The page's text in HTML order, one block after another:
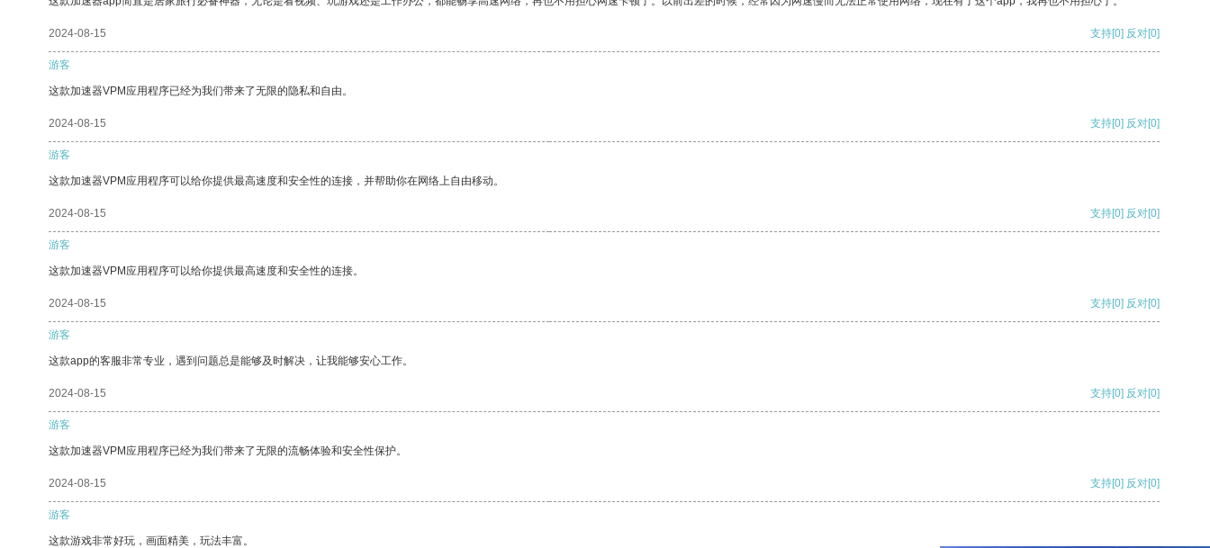
2024-08-15 支持[0] 反对[0]
游客
这款加速器VPM应用程序已经为我们带来了无限的隐私和自由。
2024-08-15 支持[0] 反对[0]
游客
这款加速器VPM应用程序可以给你提供最高速度和安全性的连接，并帮助你在网络上自由移动。
2024-08-15 支持[0] 反对[0]
游客
这款加速器VPM应用程序可以给你提供最高速度和安全性的连接。
2024-08-15 支持[0] 反对[0]
游客
这款app的客服非常专业，遇到问题总是能够及时解决，让我能够安心工作。
2024-08-15 支持[0] 反对[0]
游客
这款加速器VPM应用程序已经为我们带来了无限的流畅体验和安全性保护。
2024-08-15 支持[0] 反对[0]
游客
这款游戏非常好玩，画面精美，玩法丰富。